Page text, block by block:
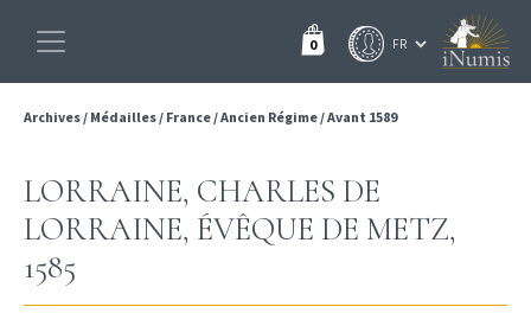
0
Archives/ Médailles/ France/Ancien Régime/Avant 1589
LORRAINE, CHARLES DE
LORRAINE, ÉVÊQUE DE METZ,
1585